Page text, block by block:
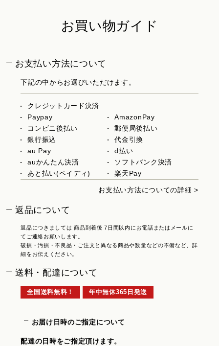
お買い物ガイド
お支払い方法について
下記の中からお選びいただけます。
クレジットカード決済
Paypay
AmazonPay
コンビニ後払い
郵便局後払い
銀行振込
代金引換
au Pay
d払い
auかんたん決済
ソフトバンク決済
あと払い(ペイディ)
楽天Pay
お支払い方法についての詳細 >
返品について
返品につきましては 商品到着後 7日間以内にお電話またはメールに
てご連絡お願いします。
破損・汚損・不良品・ご注文と異なる商品や数量などの不備など、詳
細をお伝えください。
送料・配達について
全国送料無料！ 年中無休365日発送
お届け日時のご指定について
配達の日時をご指定頂けます。